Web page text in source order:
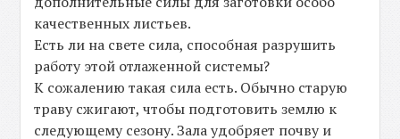
качественных листьев.
Есть ли на свете сила, способная разрушить
работу этой отлаженной системы?
К сожалению такая сила есть. Обычно старую
траву сжигают, чтобы подготовить землю к
следующему сезону. Зала удобряет почву и